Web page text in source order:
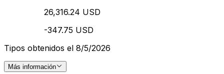
26,316.24 USD
-347.75 USD
Tipos obtenidos el 8/5/2026
Más información